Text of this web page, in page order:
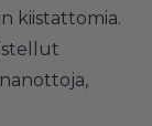
kiistattomia.